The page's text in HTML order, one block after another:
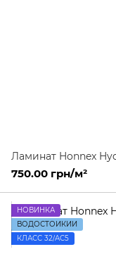
Ламинат Honnex
750.00 грн/м²
НОВИНКА
ВОДОСТОЙКИЙ
КЛАСС 32/AC5